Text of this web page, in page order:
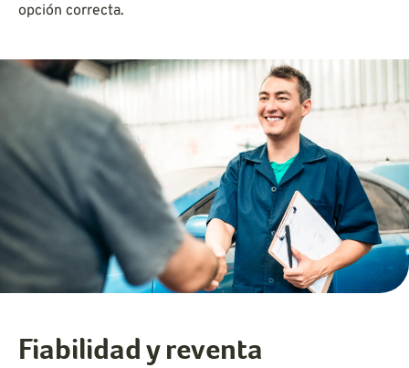
opción correcta.
Fiabilidad y reventa